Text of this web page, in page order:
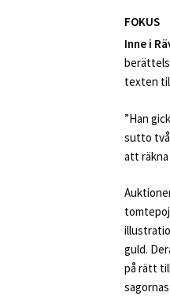
FOKUS
Inne i
texten
”Han
sutto två
att räkna
guld.
på rätt